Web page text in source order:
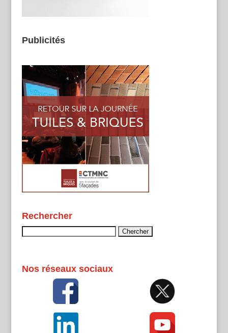
Publicités
Rechercher
Nos réseaux sociaux